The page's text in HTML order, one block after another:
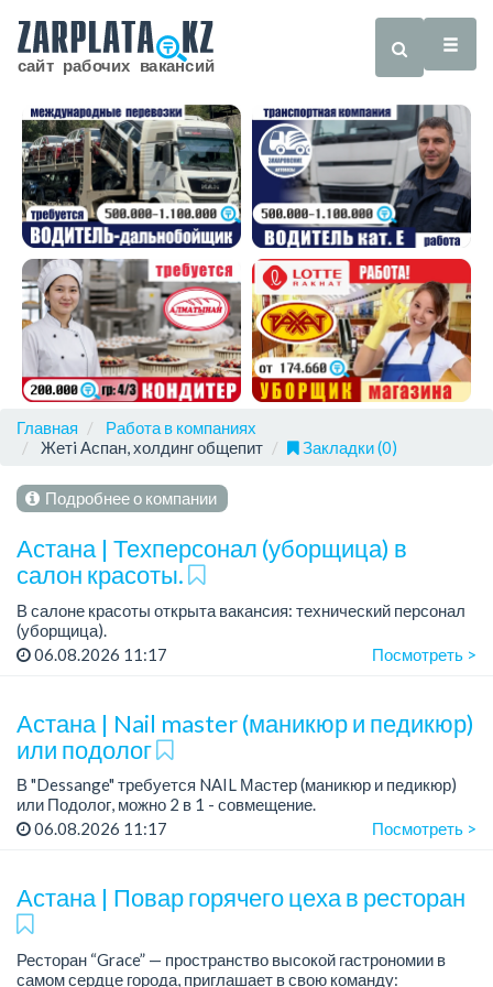
Главная
Работа в компаниях
Жетi Аспан, холдинг общепит
Закладки (0)
Подробнее о компании
Астана | Техперсонал (уборщица) в
салон красоты.
В салоне красоты открыта вакансия: технический персонал
(уборщица).
06.08.2026 11:17 Посмотреть >
Астана | Nail master (маникюр и педикюр)
или подолог
В "Dessange" требуется NAIL Мастер (маникюр и педикюр)
или Подолог, можно 2 в 1 - совмещение.
06.08.2026 11:17 Посмотреть >
Астана | Повар горячего цеха в ресторан
Ресторан “Grace” — пространство высокой гастрономии в
самом сердце города, приглашает в свою команду: